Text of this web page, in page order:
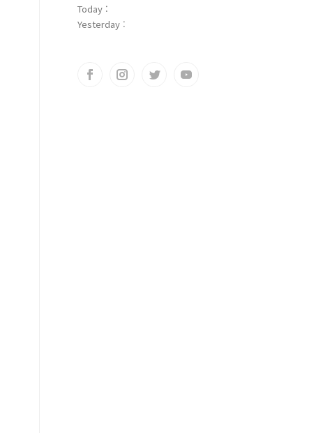
Today :
Yesterday :